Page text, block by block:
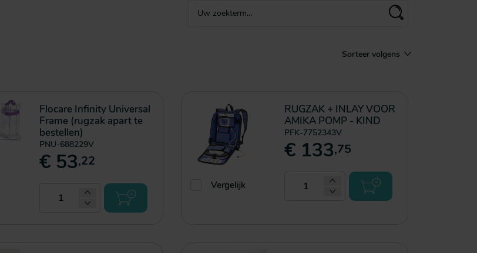
Sorteer volgens
Flocare Infinity Universal
Frame (rugzak apart te
bestellen)
PNU-688229V
€ 53,22
Vergelijk
RUGZAK + INLAY VOOR
AMIKA POMP - KIND
PFK-7752343V
€ 133,75